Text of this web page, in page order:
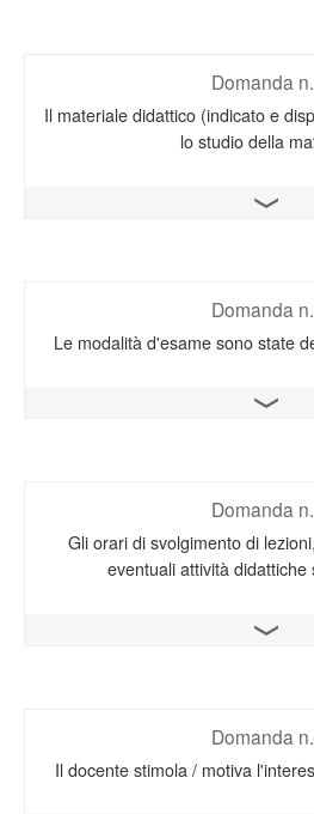
Domanda
Il materiale didattico (indicato e
lo studio della
Apri il grafico
Domanda
Le modalità d'esame sono state
Apri il grafico
Domanda
Gli orari di svolgimento di
eventuali attività didattiche
Apri il grafico
Domanda
Il docente stimola / motiva